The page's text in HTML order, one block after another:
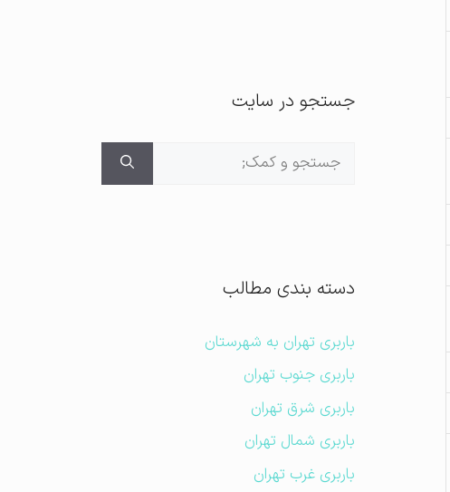
جستجو در سایت
جستجوی
دسته بندی مطالب
باربری تهران به شهرستان
باربری جنوب تهران
باربری شرق تهران
باربری شمال تهران
باربری غرب تهران